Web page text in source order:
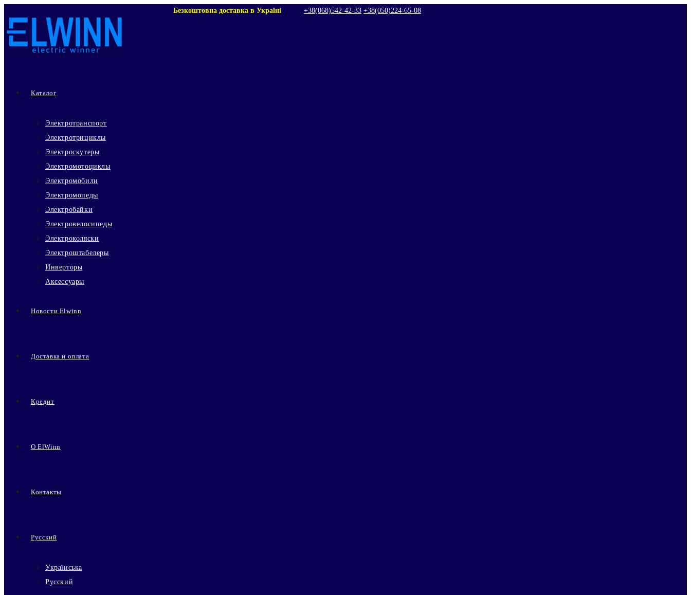
содержимому
Безкоштовна доставка в Україні +38(068)542‑42‑33 +38(050)224‑65‑08
Каталог
Электротранспорт
Электротрициклы
Электроскутеры
Электромотоциклы
Электромобили
Электромопеды
Электробайки
Электровелосипеды
Электроколяски
Электроштабелеры
Инверторы
Аксессуары
Новости Elwinn
Доставка и оплата
Кредит
О ElWinn
Контакты
Русский
Українська
Русский